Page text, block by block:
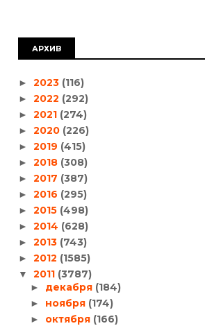
АРХИВ
► 2023 (116)
► 2022 (292)
► 2021 (274)
► 2020 (226)
► 2019 (415)
► 2018 (308)
► 2017 (387)
► 2016 (295)
► 2015 (498)
► 2014 (628)
► 2013 (743)
► 2012 (1585)
▼ 2011 (3787)
► декабря (184)
► ноября (174)
► октября (166)